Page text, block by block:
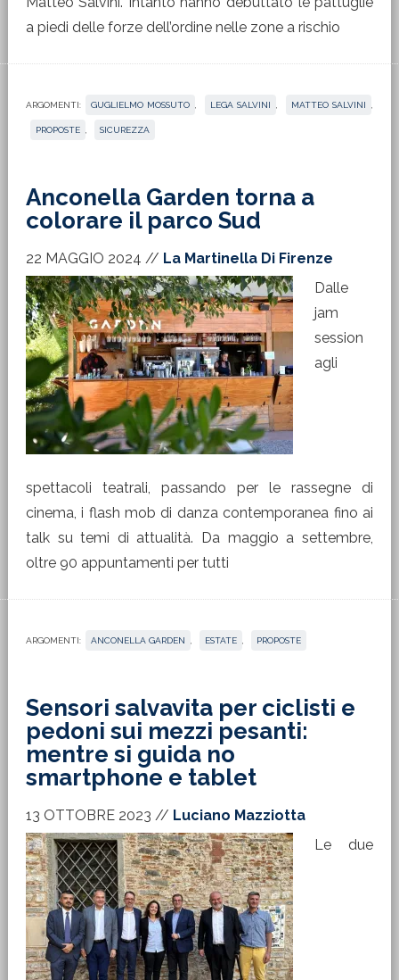
a piedi delle forze dell’ordine nelle zone a rischio
ARGOMENTI: GUGLIELMO MOSSUTO LEGA SALVINI MATTEO SALVINI
PROPOSTE SICUREZZA
Anconella Garden torna a
colorare il parco Sud
22 MAGGIO 2024 // La Martinella Di Firenze
Dalle
jam
session
agli
spettacoli teatrali, passando per le rassegne di
cinema, i flash mob di danza contemporanea fino ai
talk su temi di attualità. Da maggio a settembre,
oltre 90 appuntamenti per tutti
ARGOMENTI: ANCONELLA GARDEN ESTATE PROPOSTE
Sensori salvavita per ciclisti e
pedoni sui mezzi pesanti:
mentre si guida no
smartphone e tablet
13 OTTOBRE 2023 // Luciano Mazziotta
Le due